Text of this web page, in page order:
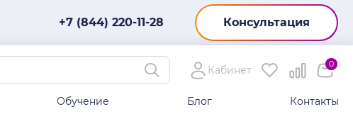
+7 (844) 220-11-28 Консультация
Кабинет
0
Обучение Блог Контакты